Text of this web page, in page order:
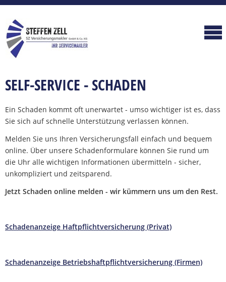
SELF-SERVICE - SCHADEN
Ein Schaden kommt oft unerwartet - umso wichtiger ist es, dass
Sie sich auf schnelle Unterstützung verlassen können.
Melden Sie uns Ihren Versicherungsfall einfach und bequem
online. Über unsere Schadenformulare können Sie rund um
die Uhr alle wichtigen Informationen übermitteln - sicher,
unkompliziert und zeitsparend.
Jetzt Schaden online melden - wir kümmern uns um den Rest.
Schadenanzeige Haftpflichtversicherung (Privat)
Schadenanzeige Betriebshaftpflichtversicherung (Firmen)